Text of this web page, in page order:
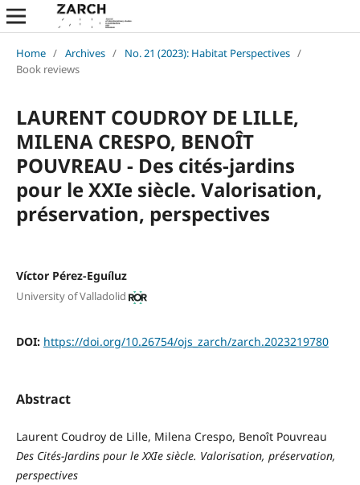
Home / Archives / No. 21 (2023): Habitat Perspectives /
Book reviews
LAURENT COUDROY DE LILLE,
MILENA CRESPO, BENOÎT
POUVREAU - Des cités-jardins
pour le XXIe siècle. Valorisation,
préservation, perspectives
Víctor Pérez-Eguíluz
University of Valladolid
DOI: https://doi.org/10.26754/ojs_zarch/zarch.2023219780
Abstract
Laurent Coudroy de Lille, Milena Crespo, Benoît Pouvreau
Des Cités-Jardins pour le XXIe siècle. Valorisation, préservation,
perspectives